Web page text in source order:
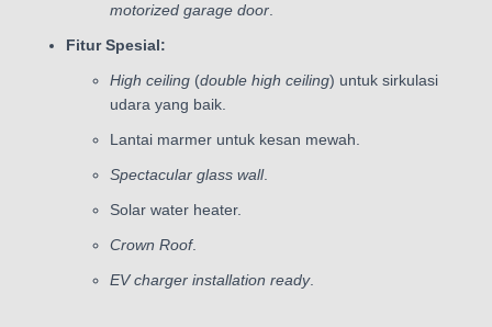
motorized garage door.
Fitur Spesial:
High ceiling (double high ceiling) untuk sirkulasi
udara yang baik.
Lantai marmer untuk kesan mewah.
Spectacular glass wall.
Solar water heater.
Crown Roof.
EV charger installation ready.